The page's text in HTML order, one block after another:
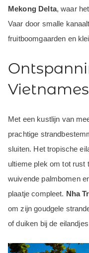
Mekong Delta, waar
Vaar door smalle
fruitboomgaarden en
Met een kustlijn van
prachtige
sluiten. Het tropische
ultieme plek om tot rust
wuivende palmbomen
plaatje compleet. Nha
om zijn goudgele
of duiken bij de